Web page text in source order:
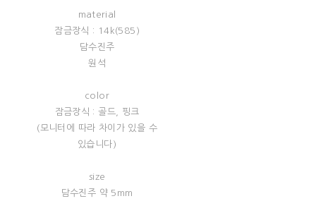
material
잠금장식 : 14k(585)
담수진주
원석
color
잠금장식 : 골드, 핑크
(모니터에 따라 차이가 있을 수
있습니다)
size
담수진주 약 5mm